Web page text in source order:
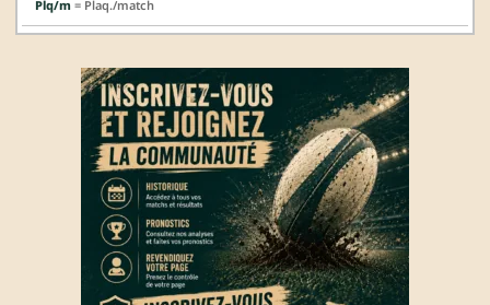
Plq/m = Plaq./match